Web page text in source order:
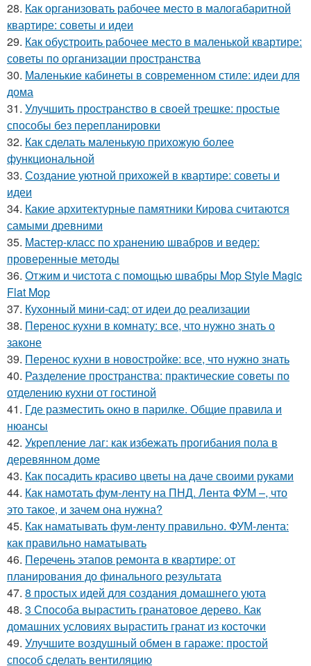
28. Как организовать рабочее место в малогабаритной
квартире: советы и идеи
29. Как обустроить рабочее место в маленькой квартире:
советы по организации пространства
30. Маленькие кабинеты в современном стиле: идеи для
дома
31. Улучшить пространство в своей трешке: простые
способы без перепланировки
32. Как сделать маленькую прихожую более
функциональной
33. Создание уютной прихожей в квартире: советы и
идеи
34. Какие архитектурные памятники Кирова считаются
самыми древними
35. Мастер-класс по хранению швабров и ведер:
проверенные методы
36. Отжим и чистота с помощью швабры Mop Style Magic
Flat Mop
37. Кухонный мини-сад: от идеи до реализации
38. Перенос кухни в комнату: все, что нужно знать о
законе
39. Перенос кухни в новостройке: все, что нужно знать
40. Разделение пространства: практические советы по
отделению кухни от гостиной
41. Где разместить окно в парилке. Общие правила и
нюансы
42. Укрепление лаг: как избежать прогибания пола в
деревянном доме
43. Как посадить красиво цветы на даче своими руками
44. Как намотать фум-ленту на ПНД. Лента ФУМ –, что
это такое, и зачем она нужна?
45. Как наматывать фум-ленту правильно. ФУМ-лента:
как правильно наматывать
46. Перечень этапов ремонта в квартире: от
планирования до финального результата
47. 8 простых идей для создания домашнего уюта
48. 3 Способа вырастить гранатовое дерево. Как
домашних условиях вырастить гранат из косточки
49. Улучшите воздушный обмен в гараже: простой
способ сделать вентиляцию